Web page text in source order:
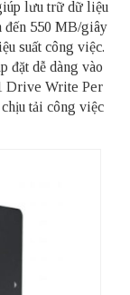
lưu trữ dữ liệu
đến 550 MB/giây
suất công việc.
đặt dễ dàng vào
Drive Write Per
tải công việc